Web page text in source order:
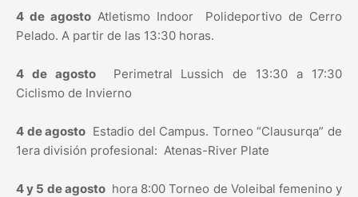
4 de agostoAtletismo Indoor Polideportivo de Cerro
Pelado. A partir de las 13:30 horas.
4 de agostoPerimetral Lussich de 13:30 a 17:30
Ciclismo de Invierno
4 de agosto Estadio del Campus. Torneo “Clausurqa” de
1era división profesional: Atenas-River Plate
4 y 5 de agostohora 8:00 Torneo de Voleibal femenino y